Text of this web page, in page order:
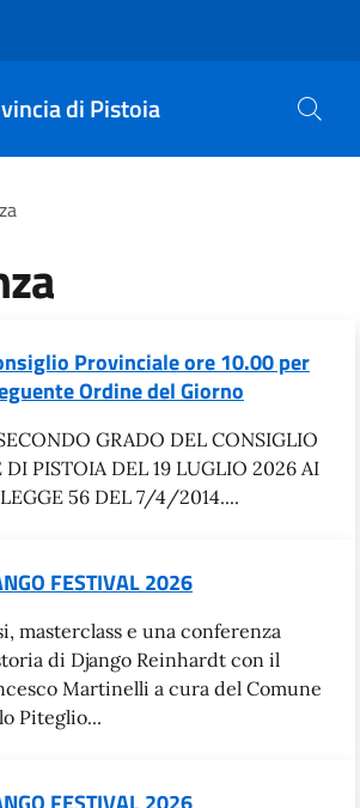
di Pistoia
Provinciale ore 10.00 per
Ordine del Giorno
GRADO DEL CONSIGLIO
DI PISTOIA DEL 19 LUGLIO 2026 AI
56 DEL 7/4/2014....
FESTIVAL 2026
masterclass e una conferenza
di Django Reinhardt con il
Martinelli a cura del Comune
Piteglio...